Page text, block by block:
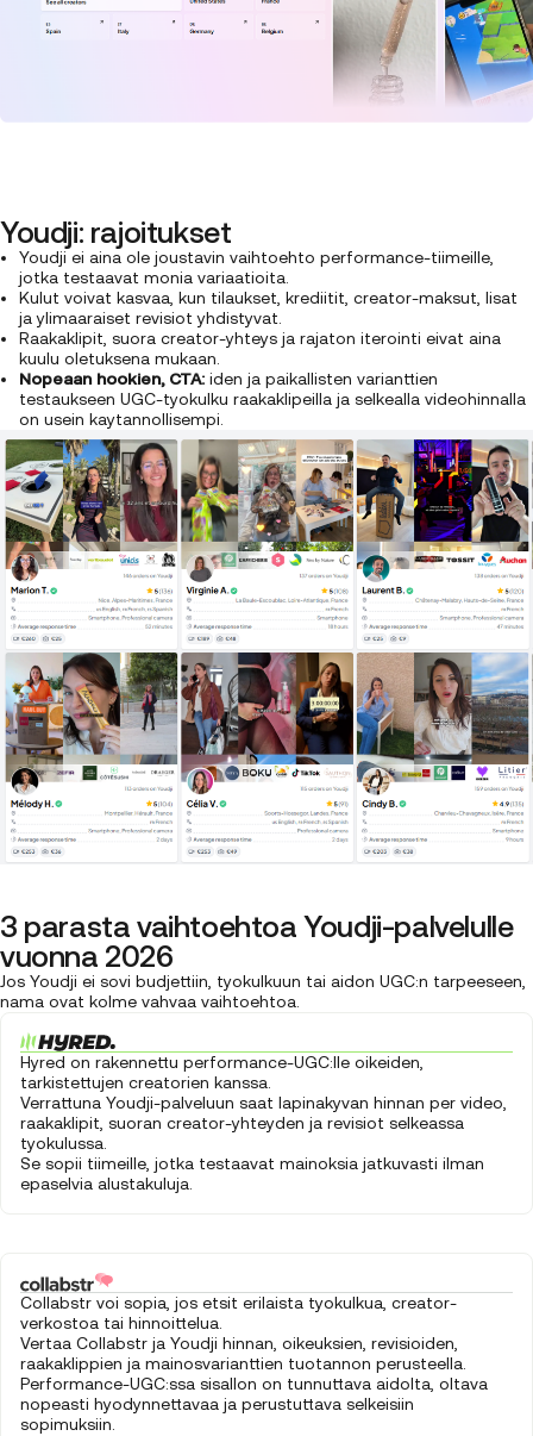
Youdji: rajoitukset
Youdji ei aina ole joustavin vaihtoehto performance-tiimeille,
jotka testaavat monia variaatioita.
Kulut voivat kasvaa, kun tilaukset, krediitit, creator-maksut, lisat
ja ylimaaraiset revisiot yhdistyvat.
Raakaklipit, suora creator-yhteys ja rajaton iterointi eivat aina
kuulu oletuksena mukaan.
Nopeaan hookien, CTA: iden ja paikallisten varianttien
testaukseen UGC-tyokulku raakaklipeilla ja selkealla videohinnalla
on usein kaytannollisempi.
3 parasta vaihtoehtoa Youdji-palvelulle
vuonna 2026
Jos Youdji ei sovi budjettiin, tyokulkuun tai aidon UGC:n tarpeeseen,
nama ovat kolme vahvaa vaihtoehtoa.
Hyred on rakennettu performance-UGC:lle oikeiden,
tarkistettujen creatorien kanssa.
Verrattuna Youdji-palveluun saat lapinakyvan hinnan per video,
raakaklipit, suoran creator-yhteyden ja revisiot selkeassa
tyokulussa.
Se sopii tiimeille, jotka testaavat mainoksia jatkuvasti ilman
epaselvia alustakuluja.
Collabstr voi sopia, jos etsit erilaista tyokulkua, creator-
verkostoa tai hinnoittelua.
Vertaa Collabstr ja Youdji hinnan, oikeuksien, revisioiden,
raakaklippien ja mainosvarianttien tuotannon perusteella.
Performance-UGC:ssa sisallon on tunnuttava aidolta, oltava
nopeasti hyodynnettavaa ja perustuttava selkeisiin
sopimuksiin.